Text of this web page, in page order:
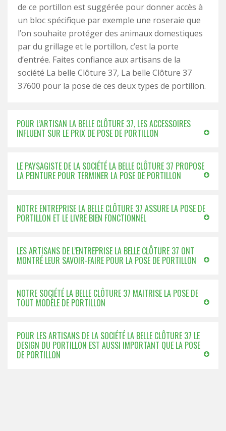
de ce portillon est suggérée pour donner accès à
un bloc spécifique par exemple une roseraie que
l’on souhaite protéger des animaux domestiques
par du grillage et le portillon, c’est la porte
d’entrée. Faites confiance aux artisans de la
société La belle Clôture 37, La belle Clôture 37
37600 pour la pose de ces deux types de portillon.
POUR L’ARTISAN LA BELLE CLÔTURE 37, LES ACCESSOIRES
INFLUENT SUR LE PRIX DE POSE DE PORTILLON
LE PAYSAGISTE DE LA SOCIÉTÉ LA BELLE CLÔTURE 37 PROPOSE
LA PEINTURE POUR TERMINER LA POSE DE PORTILLON
NOTRE ENTREPRISE LA BELLE CLÔTURE 37 ASSURE LA POSE DE
PORTILLON ET LE LIVRE BIEN FONCTIONNEL
LES ARTISANS DE L’ENTREPRISE LA BELLE CLÔTURE 37 ONT
MONTRÉ LEUR SAVOIR-FAIRE POUR LA POSE DE PORTILLON
NOTRE SOCIÉTÉ LA BELLE CLÔTURE 37 MAITRISE LA POSE DE
TOUT MODÈLE DE PORTILLON
POUR LES ARTISANS DE LA SOCIÉTÉ LA BELLE CLÔTURE 37 LE
DESIGN DU PORTILLON EST AUSSI IMPORTANT QUE LA POSE
DE PORTILLON